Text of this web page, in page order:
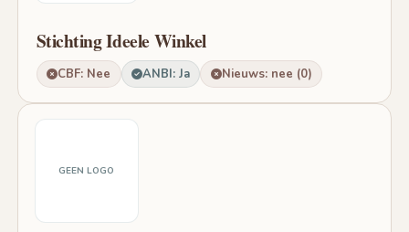
Stichting Ideele Winkel
CBF: Nee ANBI: Ja Nieuws: nee (0)
GEEN LOGO